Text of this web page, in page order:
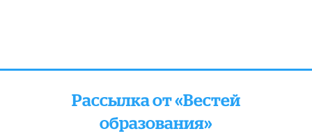
Рассылка от «Вестей
образования»